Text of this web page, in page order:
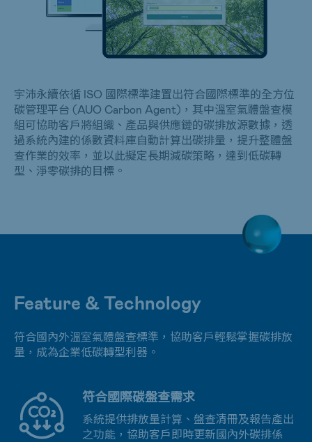
宇沛永續依循 ISO 國際標準建置出符合國際標準的全方位
碳管理平台 (AUO Carbon Agent)，其中溫室氣體盤查模
組可協助客戶將組織、產品與供應鏈的碳排放源數據，透
過系統內建的係數資料庫自動計算出碳排量，提升整體盤
查作業的效率，並以此擬定長期減碳策略，達到低碳轉
型、淨零碳排的目標。
Feature & Technology
符合國內外溫室氣體盤查標準，協助客戶輕鬆掌握碳排放
量，成為企業低碳轉型利器。
符合國際碳盤查需求
系統提供排放量計算、盤查清冊及報告產出
之功能，協助客戶即時更新國內外碳排係